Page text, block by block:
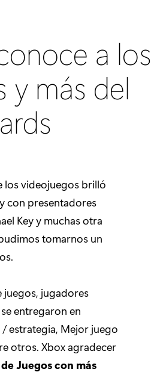
a los
y más del
los videojuegos brilló
con presentadores
Key y muchas otra
tomarnos un
jugadores
entregaron en
estrategia, Mejor juego
otros. Xbox agradecer
Juegos con más